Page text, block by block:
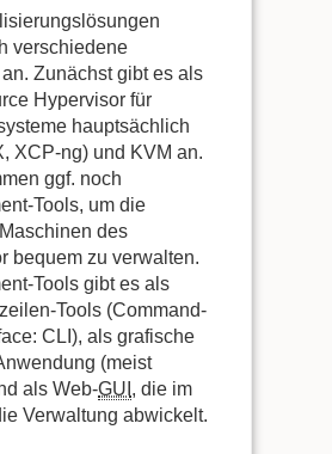
verschiedene
Zunächst gibt es als
Hypervisor für
hauptsächlich
XCP-ng) und KVM an.
ggf. noch
Tools, um die
des
bequem zu verwalten.
Tools gibt es als
Tools (Command-
CLI), als grafische
(meist
als Web-GUI , die im
Verwaltung abwickelt.